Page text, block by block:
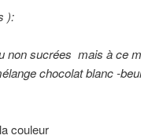
):
non sucrées mais à ce
chocolat blanc -
couleur